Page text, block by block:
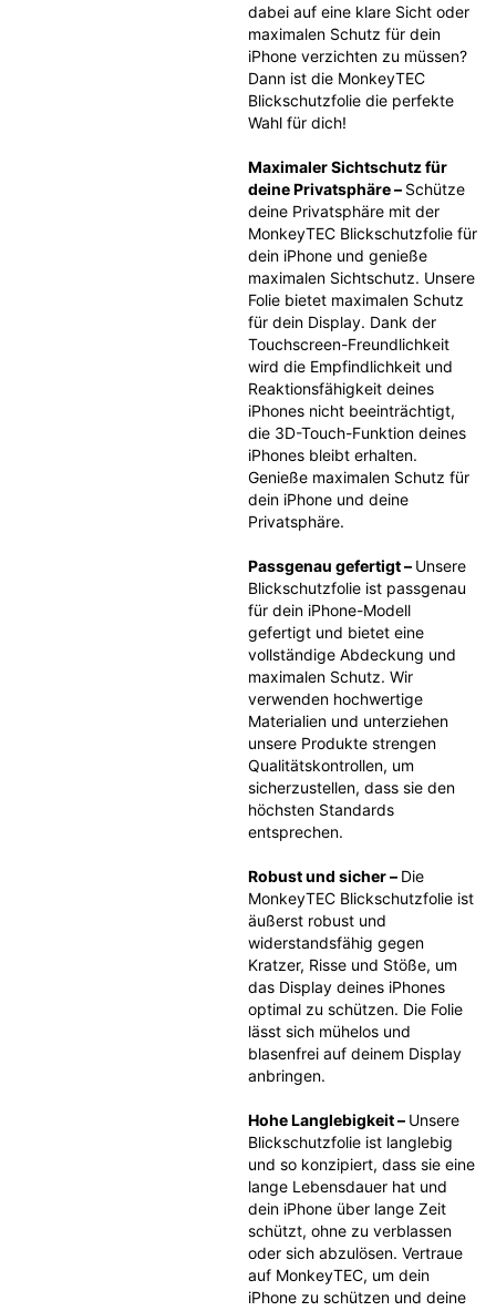
dabei auf eine klare Sicht oder
maximalen Schutz für dein
iPhone verzichten zu müssen?
Dann ist die MonkeyTEC
Blickschutzfolie die perfekte
Wahl für dich!
Maximaler Sichtschutz für
deine Privatsphäre – Schütze
deine Privatsphäre mit der
MonkeyTEC Blickschutzfolie für
dein iPhone und genieße
maximalen Sichtschutz. Unsere
Folie bietet maximalen Schutz
für dein Display. Dank der
Touchscreen-Freundlichkeit
wird die Empfindlichkeit und
Reaktionsfähigkeit deines
iPhones nicht beeinträchtigt,
die 3D-Touch-Funktion deines
iPhones bleibt erhalten.
Genieße maximalen Schutz für
dein iPhone und deine
Privatsphäre.
Passgenau gefertigt – Unsere
Blickschutzfolie ist passgenau
für dein iPhone-Modell
gefertigt und bietet eine
vollständige Abdeckung und
maximalen Schutz. Wir
verwenden hochwertige
Materialien und unterziehen
unsere Produkte strengen
Qualitätskontrollen, um
sicherzustellen, dass sie den
höchsten Standards
entsprechen.
Robust und sicher – Die
MonkeyTEC Blickschutzfolie ist
äußerst robust und
widerstandsfähig gegen
Kratzer, Risse und Stöße, um
das Display deines iPhones
optimal zu schützen. Die Folie
lässt sich mühelos und
blasenfrei auf deinem Display
anbringen.
Hohe Langlebigkeit – Unsere
Blickschutzfolie ist langlebig
und so konzipiert, dass sie eine
lange Lebensdauer hat und
dein iPhone über lange Zeit
schützt, ohne zu verblassen
oder sich abzulösen. Vertraue
auf MonkeyTEC, um dein
iPhone zu schützen und deine